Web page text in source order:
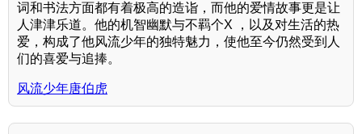
词和书法方面都有着极高的造诣，而他的爱情故事更是让
人津津乐道。他的机智幽默与不羁个X ，以及对生活的热
爱，构成了他风流少年的独特魅力，使他至今仍然受到人
们的喜爱与追捧。
风流少年唐伯虎